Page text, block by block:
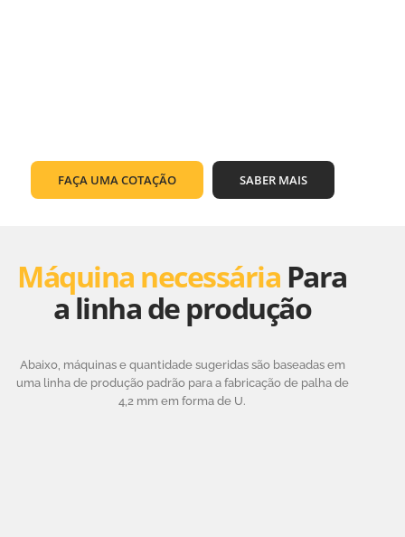
FAÇA UMA COTAÇÃO SABER MAIS
Máquina necessária Para
a linha de produção
Abaixo, máquinas e quantidade sugeridas são baseadas em
uma linha de produção padrão para a fabricação de palha de
4,2 mm em forma de U.